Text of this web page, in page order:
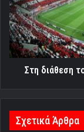
τα
εισιτήρια
με
Παναθηναϊκό
Στη διάθεση
Σχετικά Άρθρα